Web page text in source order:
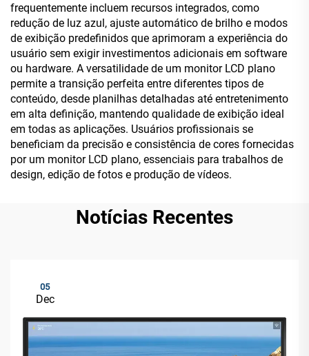
frequentemente incluem recursos integrados, como
redução de luz azul, ajuste automático de brilho e modos
de exibição predefinidos que aprimoram a experiência do
usuário sem exigir investimentos adicionais em software
ou hardware. A versatilidade de um monitor LCD plano
permite a transição perfeita entre diferentes tipos de
conteúdo, desde planilhas detalhadas até entretenimento
em alta definição, mantendo qualidade de exibição ideal
em todas as aplicações. Usuários profissionais se
beneficiam da precisão e consistência de cores fornecidas
por um monitor LCD plano, essenciais para trabalhos de
design, edição de fotos e produção de vídeos.
Notícias Recentes
05
Dec